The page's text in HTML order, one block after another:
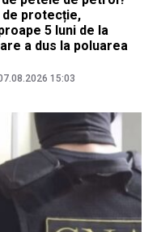
protecție,
5 luni de la
a dus la poluarea
15:03